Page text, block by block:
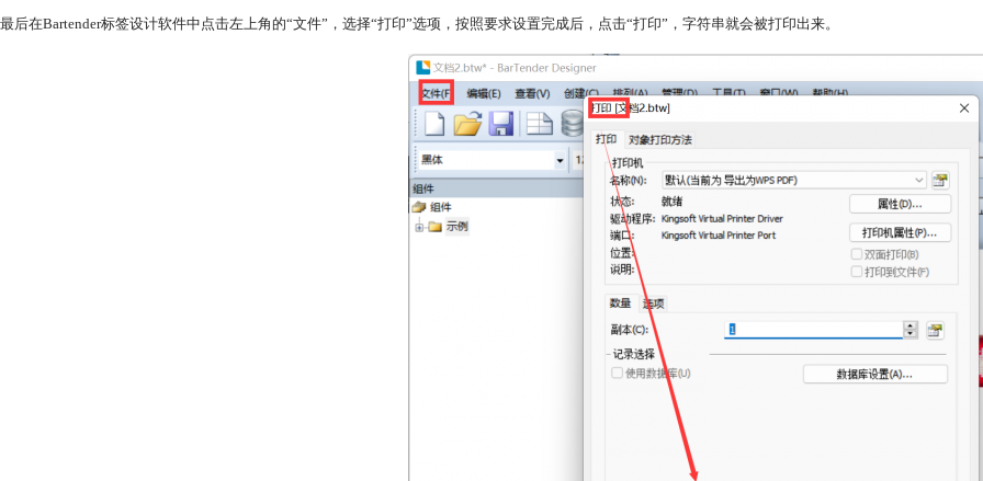
最后在Bartender标签设计软件中点击左上角的“文件”，选择“打印”选项，按照要求设置完成后，点击“打印”，字符串就会被打印出来。